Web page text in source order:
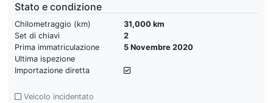
Stato e condizione
Chilometraggio (km)
31,000 km
Set di chiavi
2
Prima immatriculazione
5 Novembre 2020
Ultima ispezione
Importazione diretta
Veicolo incidentato